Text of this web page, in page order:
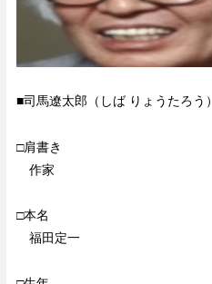
■司馬遼太郎（しば りょうたろう）
□肩書き
作家
□本名
福田定一